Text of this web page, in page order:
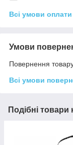
Всі умови оплати
Умови
Повернення
Всі умови
Подібні товари